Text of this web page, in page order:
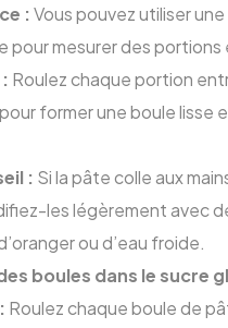
: Vous pouvez utiliser une
pour mesurer des portions
Roulez chaque portion
former une boule lisse
: Si la pâte colle aux
les légèrement avec
ou d’eau froide.
boules dans le sucre
Roulez chaque boule de